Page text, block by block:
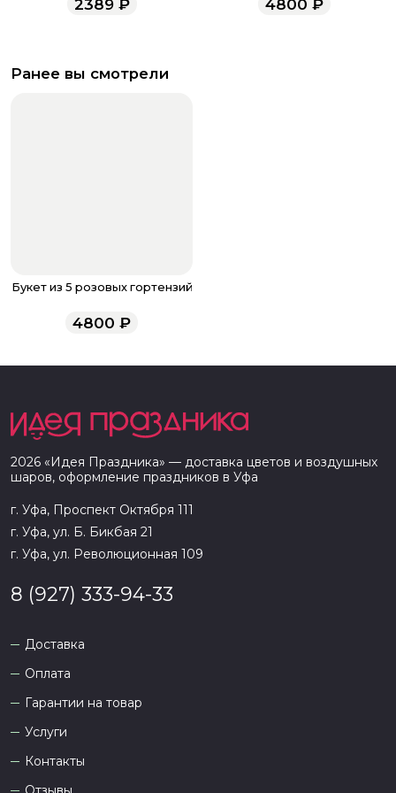
2389₽ 4800 ₽
Ранее вы смотрели
Букет из 5 розовых гортензий
4800 ₽
2026 «Идея Праздника» — доставка цветов и воздушных
шаров, оформление праздников в Уфа
г. Уфа, Проспект Октября 111
г. Уфа, ул. Б. Бикбая 21
г. Уфа, ул. Революционная 109
8 (927) 333-94-33
Доставка
Оплата
Гарантии на товар
Услуги
Контакты